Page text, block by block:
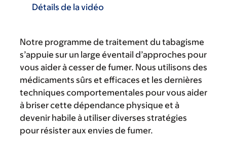
Détails de la vidéo
Notre programme de traitement du tabagisme
s’appuie sur un large éventail d’approches pour
vous aider à cesser de fumer. Nous utilisons des
médicaments sûrs et efficaces et les dernières
techniques comportementales pour vous aider
à briser cette dépendance physique et à
devenir habile à utiliser diverses stratégies
pour résister aux envies de fumer.